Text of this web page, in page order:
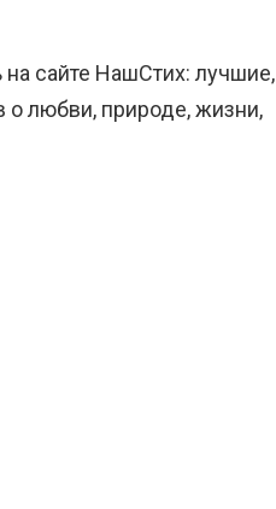
сайте НашСтих: лучшие,
о любви, природе, жизни,